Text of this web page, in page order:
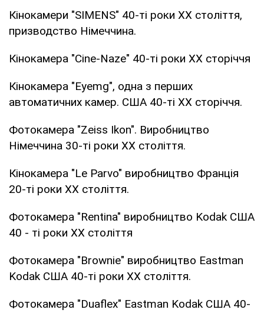
Кінокамери "SIMENS" 40-ті роки XX століття,
призводство Німеччина.
Кінокамера "Cine-Naze" 40-ті роки XX сторіччя
Кінокамера "Eyemg", одна з перших
автоматичних камер. США 40-ті ХХ сторіччя.
Фотокамера "Zeiss Ikon". Виробництво
Німеччина 30-ті роки ХХ століття.
Кінокамера "Le Parvo" виробництво Франція
20-ті роки ХХ століття.
Фотокамера "Rentina" виробництво Kodak США
40 - ті роки ХХ століття
Фотокамера "Brownie" виробництво Eastman
Kodak США 40-ті роки ХХ століття.
Фотокамера "Duaflex" Eastman Kodak США 40-